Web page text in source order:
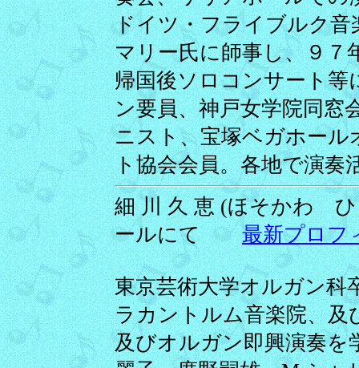
ドイツ・フライブルク
マリー氏に師事し、９７
帰国後ソロコンサート等
ン要員、神戸女学院同窓
ニスト、宝塚ベガホー
ト協会会員。各地で演奏
細 川 久 恵 (ほそかわ
ールにて最新プロフ
東京芸術大学オルガン科
ラカントルム音楽院、及
及びオルガン即興演奏を